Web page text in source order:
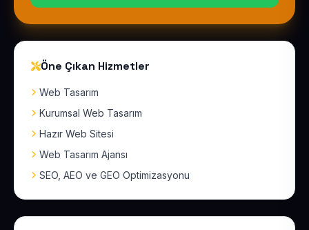
Öne Çıkan Hizmetler
Web Tasarım
Kurumsal Web Tasarım
Hazır Web Sitesi
Web Tasarım Ajansı
SEO, AEO ve GEO Optimizasyonu